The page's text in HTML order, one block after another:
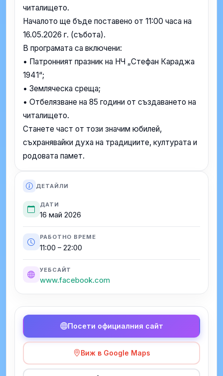
читалището.
Началото ще бъде поставено от 11:00 часа на
16.05.2026 г. (събота).
В програмата са включени:
• Патронният празник на НЧ „Стефан Караджа
1941“;
• Земляческа среща;
• Отбелязване на 85 години от създаването на
читалището.
Станете част от този значим юбилей,
съхранявайки духа на традициите, културата и
родовата памет.
ДЕТАЙЛИ
ДАТИ
16 май 2026
РАБОТНО ВРЕМЕ
11:00 – 22:00
УЕБСАЙТ
www.facebook.com
Посети официалния сайт
Виж в Google Maps